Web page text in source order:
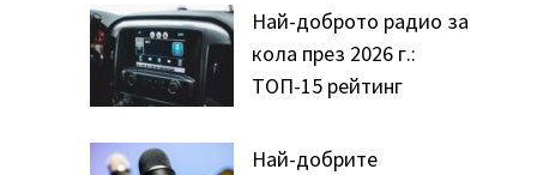
Най-доброто радио за
кола през 2026 г.:
ТОП-15 рейтинг
Най-добрите